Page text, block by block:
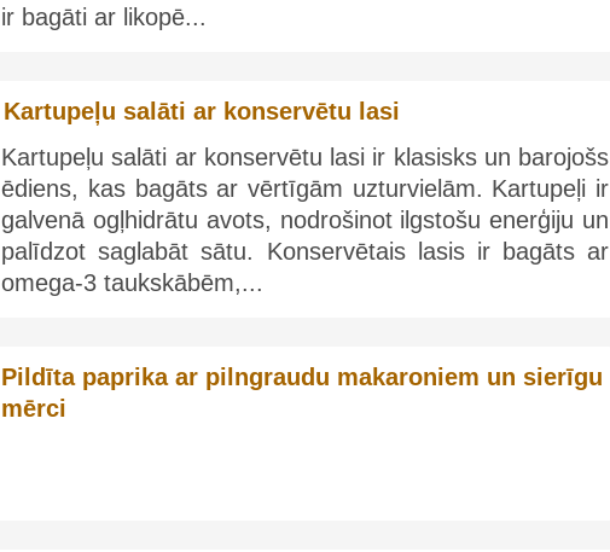
ir bagāti ar likopē...
Kartupeļu salāti ar konservētu lasi
Kartupeļu salāti ar konservētu lasi ir klasisks un barojošs
ēdiens, kas bagāts ar vērtīgām uzturvielām. Kartupeļi ir
galvenā ogļhidrātu avots, nodrošinot ilgstošu enerģiju un
palīdzot saglabāt sātu. Konservētais lasis ir bagāts ar
omega-3 taukskābēm,...
Pildīta paprika ar pilngraudu makaroniem un sierīgu
mērci